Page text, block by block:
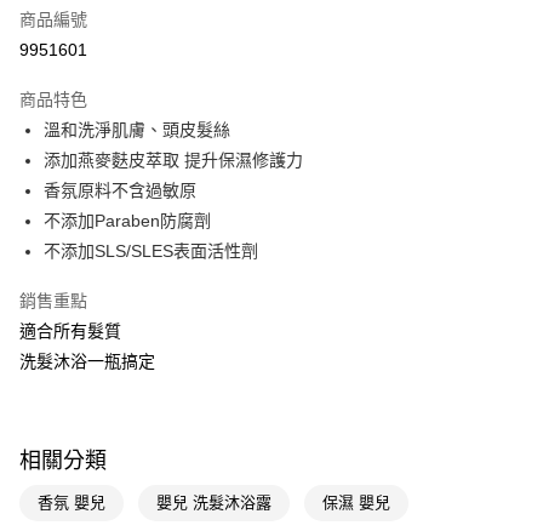
信用卡一次付款
LINE Pay
Apple Pay
街口支付
悠遊付
Google Pay
便利好安心！
１．簡單：不需註冊會員、不需綁卡、不需儲值。
２．便利：只要手機號碼，簡訊認證，即可結帳。
３．安心：先確認商品／服務後，再付款。
商品編號
9951601
商品特色
溫和洗淨肌膚、頭皮髮絲
添加燕麥麩皮萃取 提升保濕修護力
香氛原料不含過敏原
不添加Paraben防腐劑
不添加SLS/SLES表面活性劑
銷售重點
適合所有髮質
洗髮沐浴一瓶搞定
相關分類
香氛 嬰兒 嬰兒 洗髮沐浴露 保濕 嬰兒